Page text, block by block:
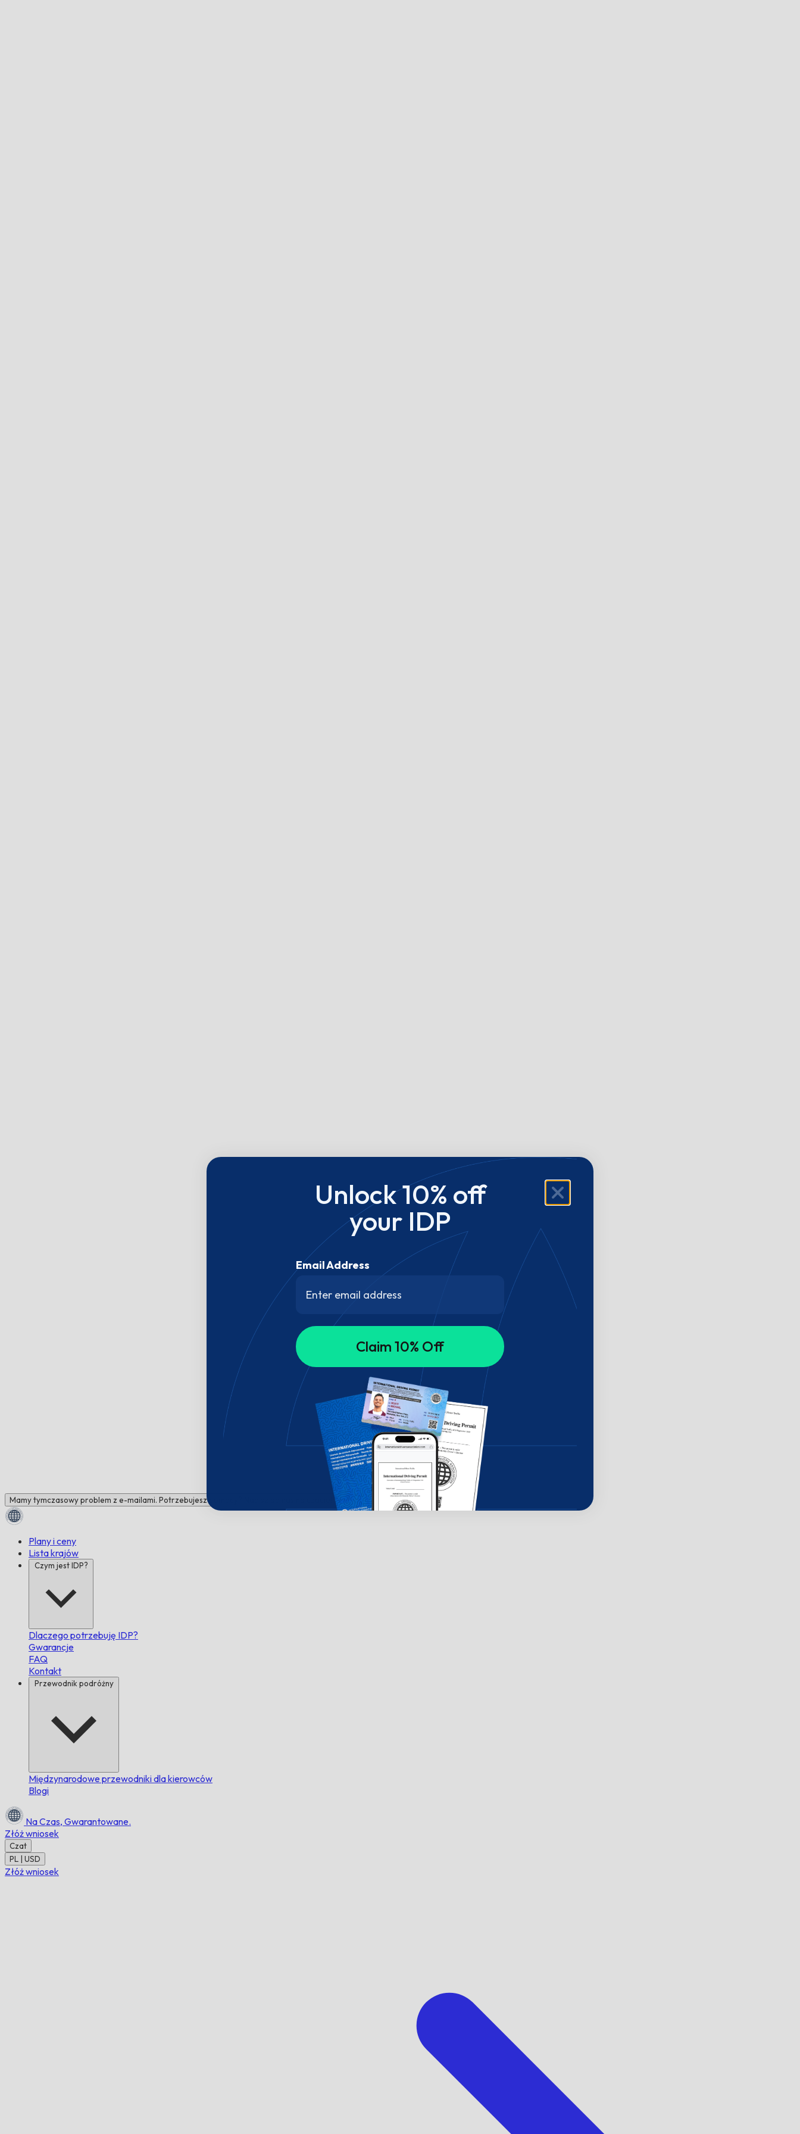
Mamy tymczasowy problem z e-mailami. Potrzebujesz pomocy? Napisz do nas na czacie!
Plany i ceny
Lista krajów
Czym jest IDP?
Dlaczego potrzebuję IDP?
Gwarancje
FAQ
Kontakt
Przewodnik podróżny
Międzynarodowe przewodniki dla kierowców
Blogi
Na Czas, Gwarantowane.
Złóż wniosek
Czat
PL | USD
Złóż wniosek
Unlock 10% off
your IDP
Email Address
Claim 10% Off